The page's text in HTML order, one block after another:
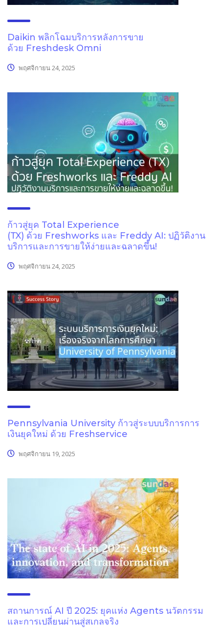
Daikin พลิกโฉมบริการหลังการขาย
ด้วย Freshdesk Omni
พฤศจิกายน 24, 2025
ก้าวสู่ยุค Total Experience
(TX) ด้วย Freshworks และ Freddy AI: ปฏิวัติงาน
บริการและการขายให้ง่ายและฉลาดขึ้น!
พฤศจิกายน 24, 2025
Pennsylvania University ก้าวสู่ระบบบริการการ
เงินยุคใหม่ ด้วย Freshservice
พฤศจิกายน 19, 2025
สถานการณ์ AI ปี 2025: ยุคแห่ง Agents นวัตกรรม
และการเปลี่ยนผ่านสู่สเกลจริง